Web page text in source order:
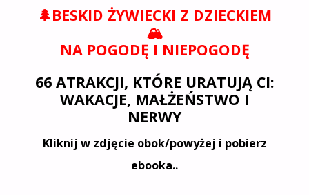
🌲BESKID ŻYWIECKI Z DZIECKIEM
🏔️
NA POGODĘ I NIEPOGODĘ
66 ATRAKCJI, KTÓRE URATUJĄ CI:
WAKACJE, MAŁŻEŃSTWO I
NERWY
Kliknij w zdjęcie obok/powyżej i pobierz
ebooka..